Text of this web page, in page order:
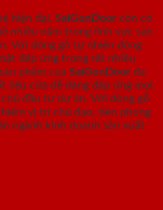
hiện đại, SaiGonDoor còn có
nhiều năm trong lĩnh vực sản
Với dòng gỗ tự nhiên dòng
đáp ứng trong rất nhiều
phẩm của SaiGonDoor đa
liệu cửa dễ dàng đáp ứng mọi
đầu tư dự án. Với dòng gỗ
vị trí chủ đạo, tiên phong
ngành kinh doanh sản xuất